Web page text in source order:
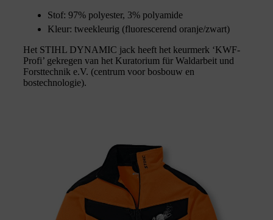
Stof: 97% polyester, 3% polyamide
Kleur: tweekleurig (fluorescerend oranje/zwart)
Het STIHL DYNAMIC jack heeft het keurmerk ‘KWF-
Profi’ gekregen van het Kuratorium für Waldarbeit und
Forsttechnik e.V. (centrum voor bosbouw en
bostechnologie).